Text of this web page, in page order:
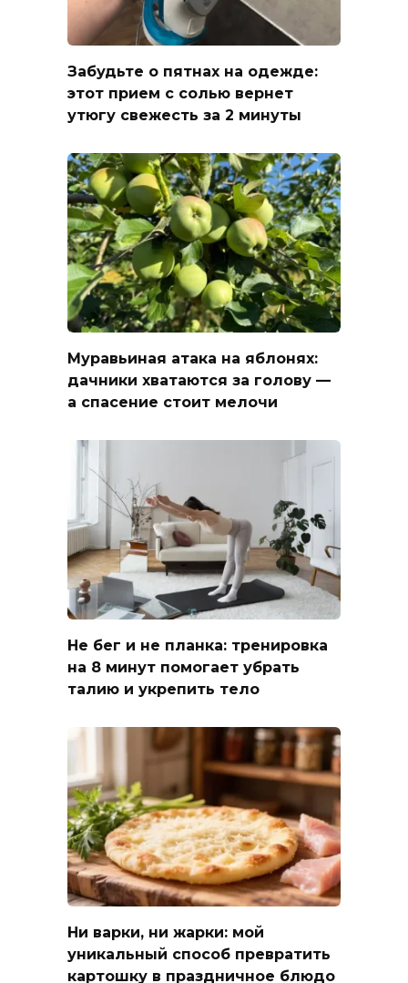
Забудьте о пятнах на одежде:
этот прием с солью вернет
утюгу свежесть за 2 минуты
Муравьиная атака на яблонях:
дачники хватаются за голову —
а спасение стоит мелочи
Не бег и не планка: тренировка
на 8 минут помогает убрать
талию и укрепить тело
Ни варки, ни жарки: мой
уникальный способ превратить
картошку в праздничное блюдо